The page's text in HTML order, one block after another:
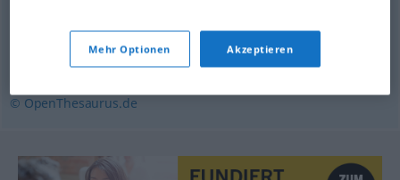
zwischendurch,mittlerweile ,unterdessen,inzwischen
(Hauptform)
währenddessen indessen
© OpenThesaurus.de
Mehr Optionen Akzeptieren